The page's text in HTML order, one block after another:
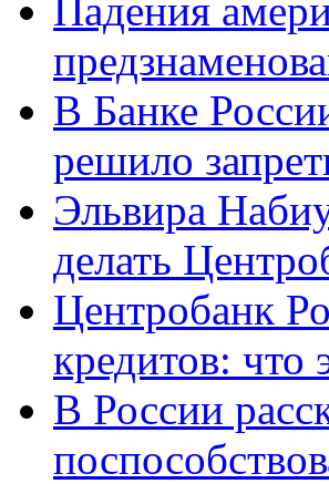
Падения
В Банке
решило
Эльвира
делать
Центробанк
кредитов: что
В России